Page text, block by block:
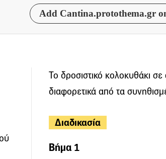
Add Cantina.protothema.gr
Το δροσιστικό κολοκυθάκι
διαφορετικά από τα
Διαδικασία
Βήμα 1